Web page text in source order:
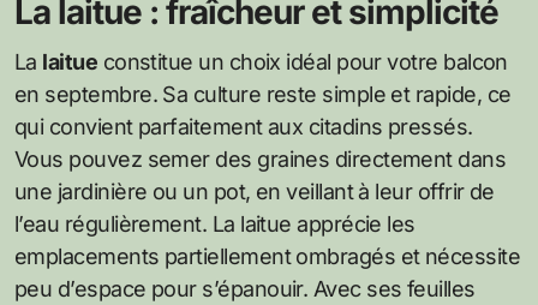
La laitue : fraîcheur et simplicité
La laitue constitue un choix idéal pour votre balcon
en septembre. Sa culture reste simple et rapide, ce
qui convient parfaitement aux citadins pressés.
Vous pouvez semer des graines directement dans
une jardinière ou un pot, en veillant à leur offrir de
l’eau régulièrement. La laitue apprécie les
emplacements partiellement ombragés et nécessite
peu d’espace pour s’épanouir. Avec ses feuilles